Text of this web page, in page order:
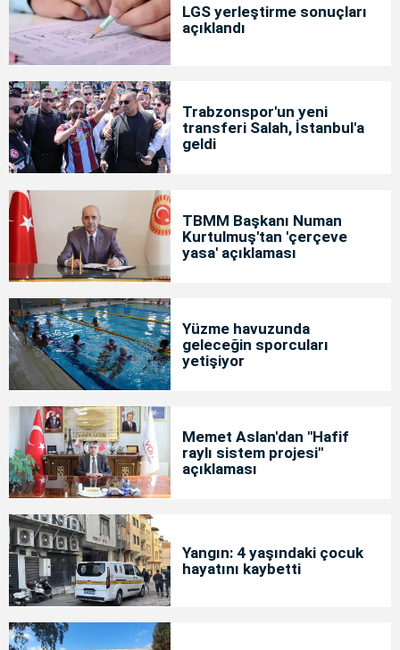
LGS yerleştirme sonuçları
açıklandı
Trabzonspor'un yeni
transferi Salah, İstanbul'a
geldi
TBMM Başkanı Numan
Kurtulmuş'tan 'çerçeve
yasa' açıklaması
Yüzme havuzunda
geleceğin sporcuları
yetişiyor
Memet Aslan'dan "Hafif
raylı sistem projesi"
açıklaması
Yangın: 4 yaşındaki çocuk
hayatını kaybetti